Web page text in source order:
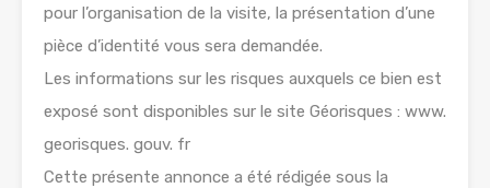
pour l’organisation de la visite, la présentation d’une
pièce d’identité vous sera demandée.
Les informations sur les risques auxquels ce bien est
exposé sont disponibles sur le site Géorisques : www.
georisques. gouv. fr
Cette présente annonce a été rédigée sous la